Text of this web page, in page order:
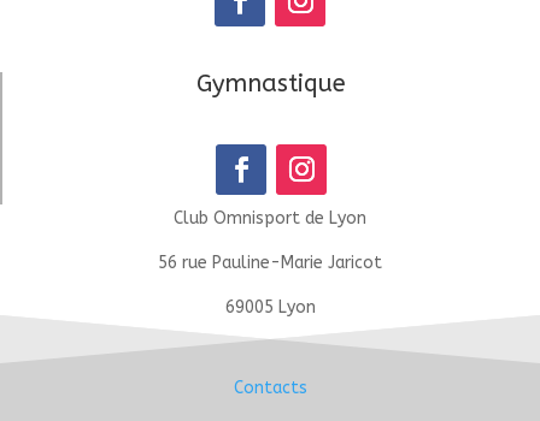
Gymnastique
Club Omnisport de Lyon
56 rue Pauline-Marie Jaricot
69005 Lyon
Contacts